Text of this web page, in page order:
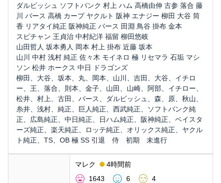
ダルビッシュ ソフトバンク 村上 ハム 高橋由伸 古参 落合 藤
川 バース 高橋 カープ ヤクルト 阪神 エナジー 柳田 大谷 筒
香 リアタイ純正 阪神純正 バース 田淵 鳥谷 掛布 金本
スピチャン 王貞治 中村紀洋 福留 柳田悠岐
山田哲人 坂本勇人 岡本 村上 掛布 近藤 坂本
山川 中村 浅村 純正 佐々木 モイネロ 極 リセマラ 石垢 マシ
ソン 松井 ホークス 中日 ドラゴンズ
柳田、大谷、坂本、丸、岡本、山川、吉田、大谷、イチロ
ー、王、落合、則本、金子、山田、山崎、阿部、イチロー、
松井、村上、古田、バース、ダルビッシュ、森、原、秋山、
糸井、浅村、純正、巨人純正、西武純正、ソフトバンク純
正、広島純正、中日純正、日ハム純正、阪神純正、ベイスタ
ーズ純正、楽天純正、ロッテ純正、オリックス純正、ヤクル
ト純正、TS、OB 極 SS 引退 侍 初期 未進行
マレク
4時間前
1643
6 4